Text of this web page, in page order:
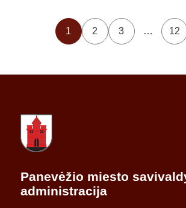
1 2 3 … 12
Panevėžio miesto
administracija